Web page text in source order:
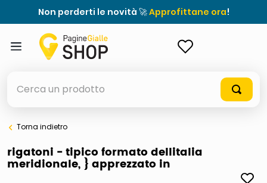
Non perderti le novità 🚀Approfittane ora!
elenchi telefonici
orologio parete
Torna indietro
rigatoni - tipico formato dellitalia
meridionale, } apprezzato in